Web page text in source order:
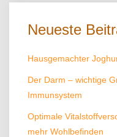
Neueste
Hausgemachter
Der Darm – wichtige
Immunsystem
Optimale
mehr Wohlbefinden